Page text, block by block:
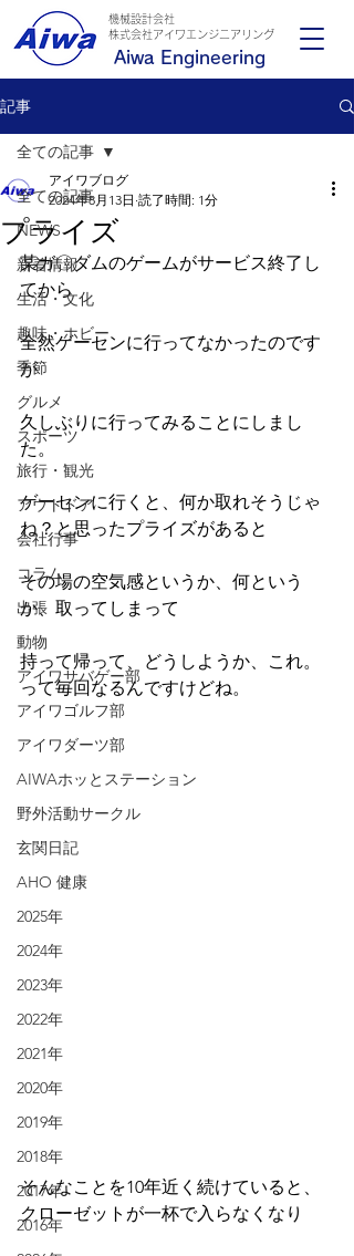
Aiwa Engineering
機械設計会社
​株式会社アイワエンジニアリング
記事
全ての記事
NEWS
新着情報
生活・文化
趣味・ホビー
季節
グルメ
スポーツ
旅行・観光
アウトドア
会社行事
コラム
出張
動物
アイワサバゲー部
アイワゴルフ部
アイワダーツ部
AIWAホッとステーション
野外活動サークル
玄関日記
AHO 健康
2025年
2024年
2023年
2022年
2021年
2020年
2019年
2018年
2017年
2016年
全ての記事
プライズ
アイワブログ
2024年8月13日 読了時間: 1分
某ガ〇ダムのゲームがサービス終了し
てから
全然ゲーセンに行ってなかったのです
が
久しぶりに行ってみることにしまし
た。
ゲーセンに行くと、何か取れそうじゃ
ね？と思ったプライズがあると
その場の空気感というか、何という
か、取ってしまって
持って帰って、どうしようか、これ。
って毎回なるんですけどね。
そんなことを10年近く続けていると、
クローゼットが一杯で入らなくなり